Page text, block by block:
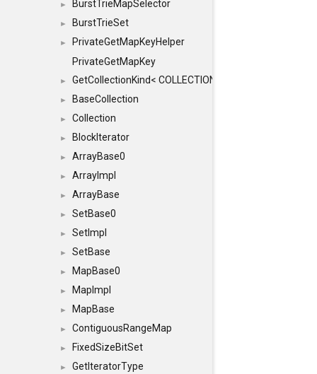
► BurstTrieMapSelector
► BurstTrieSet
►
PrivateGetMapKeyHelper
PrivateGetMapKey
► GetCollectionKind< COLLECTION, typename
► BaseCollection
► Collection
► BlockIterator
► ArrayBase0
► ArrayImpl
► ArrayBase
► SetBase0
► SetImpl
► SetBase
► MapBase0
► MapImpl
► MapBase
► ContiguousRangeMap
► FixedSizeBitSet
► GetIteratorType